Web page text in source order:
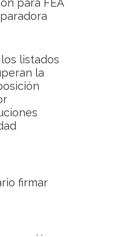
listados
la
firmar